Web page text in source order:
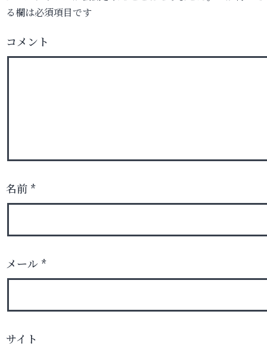
る欄は必須項目です
コメント
名前 *
メール *
サイト